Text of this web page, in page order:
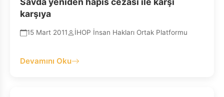
karşıya
15 Mart 2011 İHOP İnsan Hakları Ortak Platformu
Devamını Oku